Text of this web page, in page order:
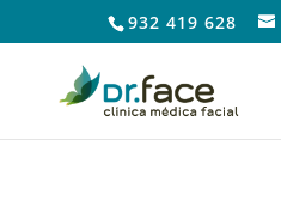
932 419 628